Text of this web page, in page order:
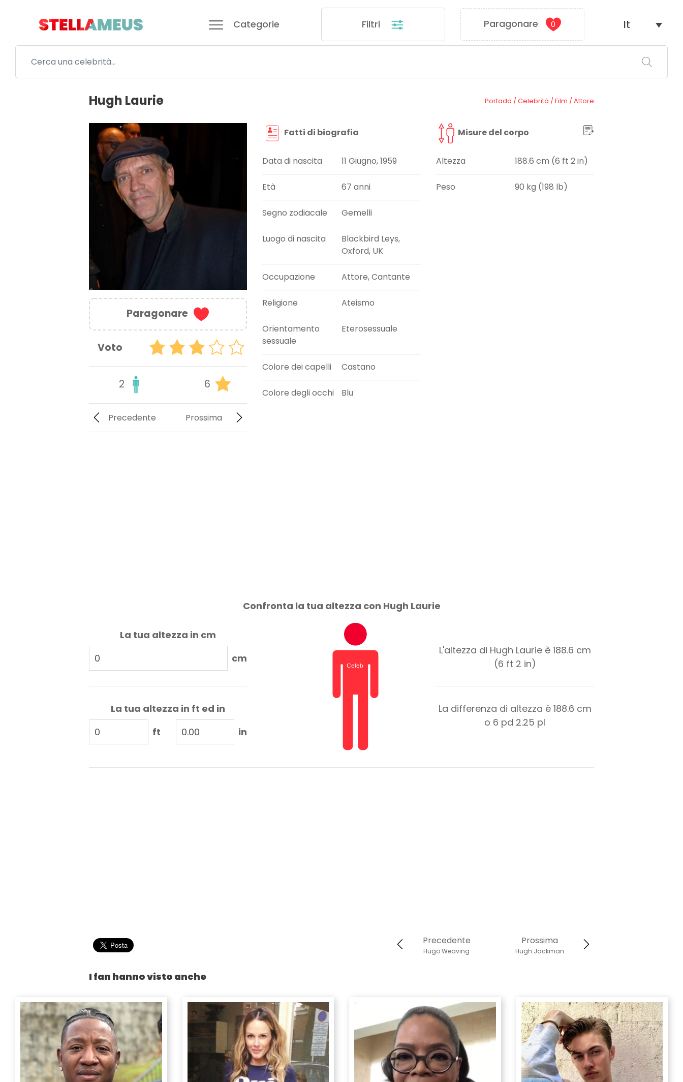
Categorie Filtri Paragonare 0 It
Hugh Laurie Portada /Celebrità /Film /Attore
Paragonare
Voto
2 6
Prossima
Precedente
Fatti di biografia
Data di nascita 11 Giugno, 1959
Età 67 anni
Segno zodiacale Gemelli
Luogo di nascita
Blackbird Leys,
Oxford, UK
Occupazione Attore, Cantante
Religione Ateismo
Orientamento
sessuale
Eterosessuale
Colore dei capelli Castano
Colore degli occhi Blu
Misure del corpo
Altezza 188.6 cm (6 ft 2 in)
Peso 90 kg (198 lb)
Confronta la tua altezza con Hugh Laurie
La tua altezza in cm
cm
La tua altezza in ft ed in
ft
in
L'altezza di Hugh Laurie è 188.6 cm
(6 ft 2 in)
La differenza di altezza è 188.6 cm
o 6 pd 2.25 pl
Prossima
Hugh Jackman
Precedente
Hugo Weaving
I fan hanno visto anche